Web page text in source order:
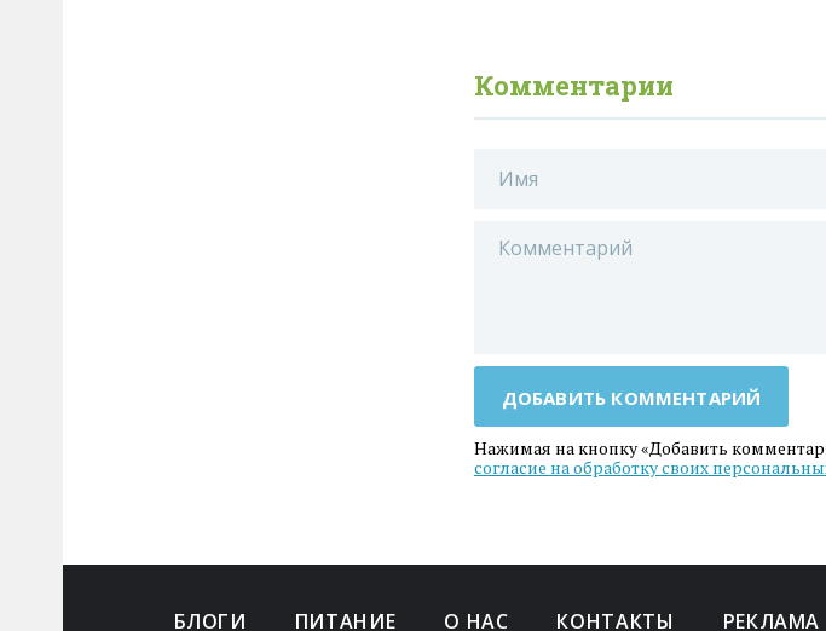
Комментарии
ДОБАВИТЬ КОММЕНТАРИЙ
Нажимая на кнопку «Добавить
согласие на обработку своих
БЛОГИ ПИТАНИЕ О НАС КОНТАКТЫ РЕКЛАМА